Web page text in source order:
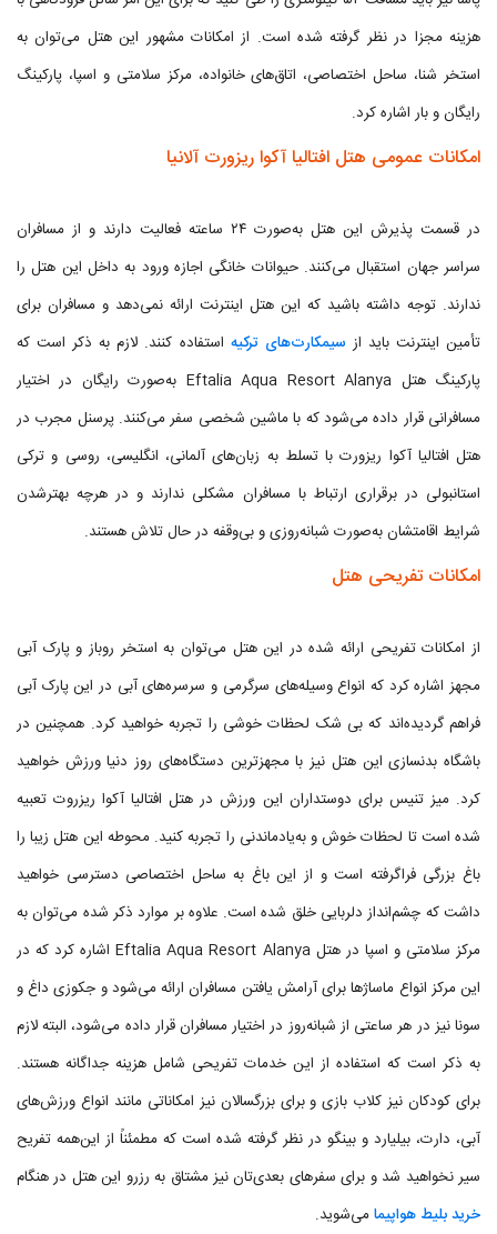
هزینه مجزا در نظر گرفته شده است. از امکانات مشهور این هتل می‌توان به
استخر شنا، ساحل اختصاصی، اتاق‌های خانواده، مرکز سلامتی و اسپا، پارکینگ
رایگان و بار اشاره کرد.
امکانات عمومی هتل افتالیا آکوا ریزورت آلانیا
در قسمت پذیرش این هتل به‌صورت ۲۴ ساعته فعالیت دارند و از مسافران
سراسر جهان استقبال می‌کنند. حیوانات خانگی اجازه ورود به داخل این هتل را
ندارند. توجه داشته باشید که این هتل اینترنت ارائه نمی‌دهد و مسافران برای
تأمین اینترنت باید از سیمکارت‌های ترکیه استفاده کنند. لازم به ذکر است که
پارکینگ هتل Eftalia Aqua Resort Alanya به‌صورت رایگان در اختیار
مسافرانی قرار داده می‌شود که با ماشین شخصی سفر می‌کنند. پرسنل مجرب در
هتل افتالیا آکوا ریزورت با تسلط به زبان‌های آلمانی، انگلیسی، روسی و ترکی
استانبولی در برقراری ارتباط با مسافران مشکلی ندارند و در هرچه بهترشدن
شرایط اقامتشان به‌صورت شبانه‌روزی و بی‌وقفه در حال تلاش هستند.
امکانات تفریحی هتل
از امکانات تفریحی ارائه شده در این هتل می‌توان به استخر روباز و پارک آبی
مجهز اشاره کرد که انواع وسیله‌های سرگرمی و سرسره‌های آبی در این پارک آبی
فراهم گردیده‌اند که بی شک لحظات خوشی را تجربه خواهید کرد. همچنین در
باشگاه بدنسازی این هتل نیز با مجهزترین دستگاه‌های روز دنیا ورزش خواهید
کرد. میز تنیس برای دوستداران این ورزش در هتل افتالیا آکوا ریزروت تعبیه
شده است تا لحظات خوش و به‌یادماندنی را تجربه کنید. محوطه این هتل زیبا را
باغ بزرگی فراگرفته است و از این باغ به ساحل اختصاصی دسترسی خواهید
داشت که چشم‌انداز دلربایی خلق شده است. علاوه بر موارد ذکر شده می‌توان به
مرکز سلامتی و اسپا در هتل Eftalia Aqua Resort Alanya اشاره کرد که در
این مرکز انواع ماساژها برای آرامش یافتن مسافران ارائه می‌شود و جکوزی داغ و
سونا نیز در هر ساعتی از شبانه‌روز در اختیار مسافران قرار داده می‌شود، البته لازم
به ذکر است که استفاده از این خدمات تفریحی شامل هزینه جداگانه هستند.
برای کودکان نیز کلاب بازی و برای بزرگسالان نیز امکاناتی مانند انواع ورزش‌های
آبی، دارت، بیلیارد و بینگو در نظر گرفته شده است که مطمئناً از این‌همه تفریح
سیر نخواهید شد و برای سفرهای بعدی‌تان نیز مشتاق به رزرو این هتل در هنگام
خرید بلیط هواپیمامی‌شوید.